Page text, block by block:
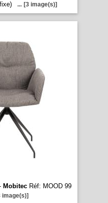
... [3 image(s)]
MobitecRéf: MOOD 99
image(s)]